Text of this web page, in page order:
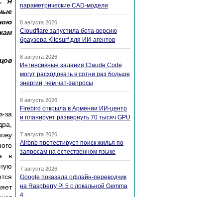
за
в
параметрические CAD-модели
8 августа 2026
Cloudflare запустила бета-версию
браузера Kitesurf для ИИ-агентов
8 августа 2026
Интенсивные задания Claude Code
могут расходовать в сотни раз больше
энергии, чем чат-запросы
8 августа 2026
Firebird открыла в Армении ИИ-центр
и планирует развернуть 70 тысяч GPU
7 августа 2026
Airbnb протестирует поиск жилья по
запросам на естественном языке
7 августа 2026
Google показала офлайн-переводчик
на Raspberry Pi 5 с локальной Gemma
4